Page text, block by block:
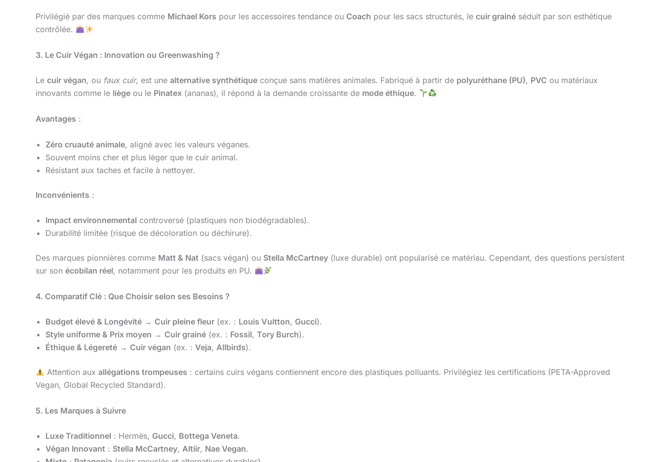
Privilégié par des marques comme Michael Kors pour les accessoires tendance ou Coach pour les sacs structurés, le cuir grainé séduit par son esthétique
contrôlée.
3. Le Cuir Végan : Innovation ou Greenwashing ?
Le cuir végan, ou faux cuir, est une alternative synthétique conçue sans matières animales. Fabriqué à partir de polyuréthane (PU), PVC ou matériaux
innovants comme le liège ou le Pinatex (ananas), il répond à la demande croissante de mode éthique.
Avantages :
Zéro cruauté animale, aligné avec les valeurs véganes.
Souvent moins cher et plus léger que le cuir animal.
Résistant aux taches et facile à nettoyer.
Inconvénients :
Impact environnemental controversé (plastiques non biodégradables).
Durabilité limitée (risque de décoloration ou déchirure).
Des marques pionnières comme Matt & Nat (sacs végan) ou Stella McCartney (luxe durable) ont popularisé ce matériau. Cependant, des questions persistent
sur son écobilan réel, notamment pour les produits en PU.
4. Comparatif Clé : Que Choisir selon ses Besoins ?
Budget élevé & Longévité → Cuir pleine fleur (ex. : Louis Vuitton, Gucci).
Style uniforme & Prix moyen → Cuir grainé (ex. : Fossil, Tory Burch).
Éthique & Légereté → Cuir végan (ex. : Veja, Allbirds).
Attention auxallégations trompeuses : certains cuirs végans contiennent encore des plastiques polluants. Privilégiez les certifications (PETA-Approved
Vegan, Global Recycled Standard).
5. Les Marques à Suivre
Luxe Traditionnel : Hermès, Gucci, Bottega Veneta.
Végan Innovant : Stella McCartney, Altiir, Nae Vegan.